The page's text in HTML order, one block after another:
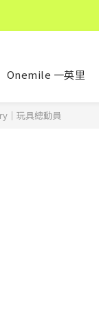
Onemile 一英里
｜玩具總動員